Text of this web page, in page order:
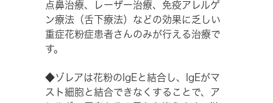
点鼻治療、レーザー治療、免疫アレルゲ
ン療法（舌下療法）などの効果に乏しい
重症花粉症患者さんのみが行える治療で
す。
◆ゾレアは花粉のIgEと結合し、IgEがマ
スト細胞と結合できなくすることで、ア